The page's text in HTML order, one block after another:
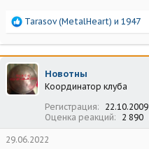
Р
а
к
ц
и
и
Tarasov (MetalHeart) и 1947
Новотны
Координатор клуба
Регистрация
22.10.2009
Оценка реакций
2 890
29.06.2022